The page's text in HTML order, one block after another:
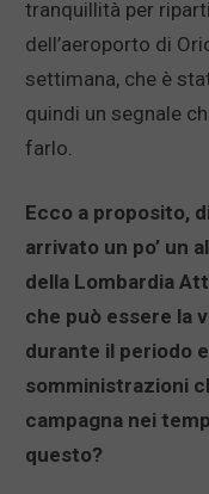
tranquillità per
dell’aeroporto di
settimana, che è
quindi un segnale
farlo.
Ecco a proposito,
arrivato un po’ un
della Lombardia
che può essere la
durante il periodo
somministrazioni
campagna nei
questo?